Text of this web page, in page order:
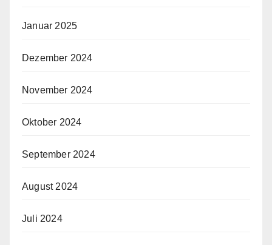
Januar 2025
Dezember 2024
November 2024
Oktober 2024
September 2024
August 2024
Juli 2024